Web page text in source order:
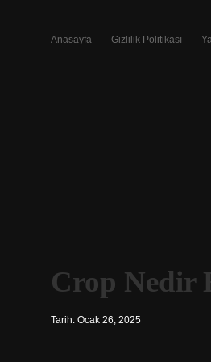
Anasayfa Gizlilik Politikası
Crop Nedir
Tarih: Ocak 26, 2025